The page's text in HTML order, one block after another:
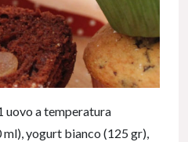
uovo a temperatura
yogurt bianco (125 gr),